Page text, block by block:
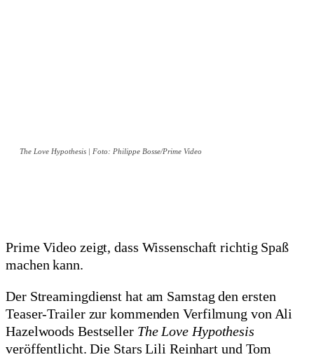
The Love Hypothesis | Foto: Philippe Bosse/Prime Video
Prime Video zeigt, dass Wissenschaft richtig Spaß
machen kann.
Der Streamingdienst hat am Samstag den ersten
Teaser-Trailer zur kommenden Verfilmung von Ali
Hazelwoods Bestseller The Love Hypothesis
veröffentlicht. Die Stars Lili Reinhart und Tom